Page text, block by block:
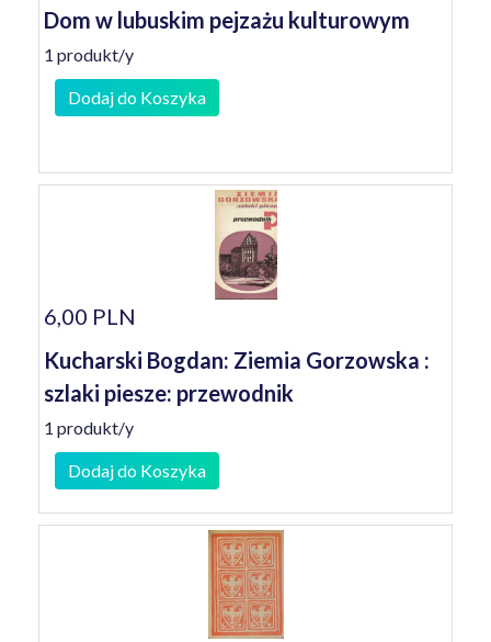
Dom w lubuskim pejzażu kulturowym
1 produkt/y
Dodaj do Koszyka
6,00 PLN
Kucharski Bogdan: Ziemia Gorzowska :
szlaki piesze: przewodnik
1 produkt/y
Dodaj do Koszyka